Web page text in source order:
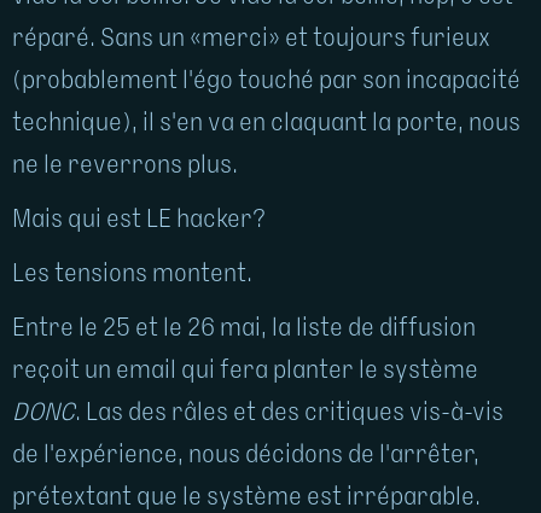
réparé. Sans un «merci» et toujours furieux
(probablement l'égo touché par son incapacité
technique), il s'en va en claquant la porte, nous
ne le reverrons plus.
Mais qui est LE hacker?
Les tensions montent.
Entre le 25 et le 26 mai, la liste de diffusion
reçoit un email qui fera planter le système
DONC. Las des râles et des critiques vis-à-vis
de l'expérience, nous décidons de l'arrêter,
prétextant que le système est irréparable.